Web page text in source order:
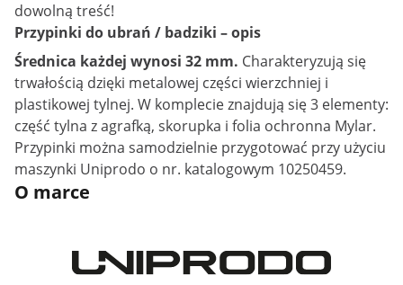
dowolną treść!
Przypinki do ubrań / badziki – opis
Średnica każdej wynosi 32 mm. Charakteryzują się
trwałością dzięki metalowej części wierzchniej i
plastikowej tylnej. W komplecie znajdują się 3 elementy:
część tylna z agrafką, skorupka i folia ochronna Mylar.
Przypinki można samodzielnie przygotować przy użyciu
maszynki Uniprodo o nr. katalogowym 10250459.
O marce